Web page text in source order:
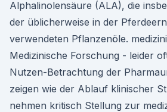
Alphalinolensäure (ALA), die
der üblicherweise in der
verwendeten Pflanzenöle.
Medizinische Forschung - leider
Nutzen-Betrachtung der
zeigen wie der Ablauf klinischer
nehmen kritisch Stellung zur